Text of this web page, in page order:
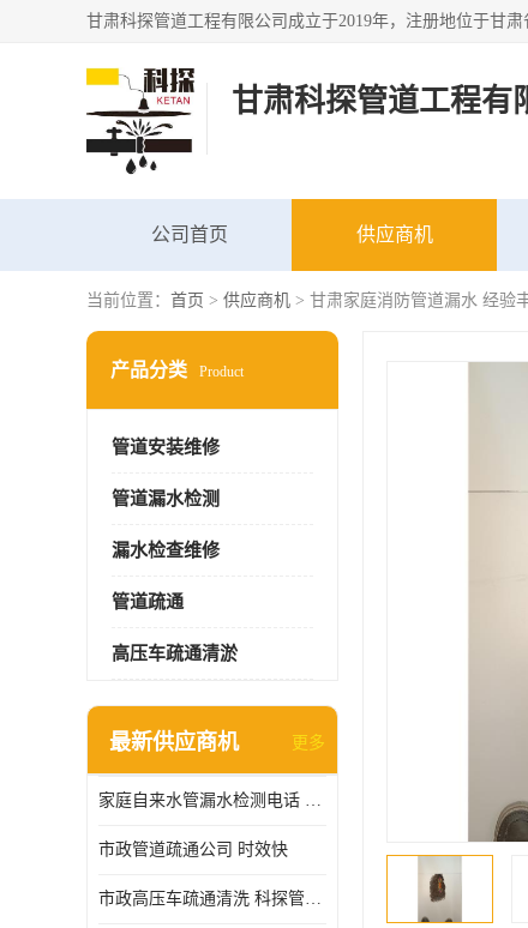
甘肃科探管道工程有
公司首页 供应商机
当前位置： 首页 > 供应商机 > 甘肃家庭消防管道漏水 经验
产品分类 Product
管道安装维修
管道漏水检测
漏水检查维修
管道疏通
高压车疏通清淤
最新供应商机 更多
家庭自来水管漏水检测电话 服务周到
市政管道疏通公司 时效快
市政高压车疏通清洗 科探管道工程 设备齐